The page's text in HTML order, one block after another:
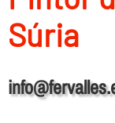
Súria